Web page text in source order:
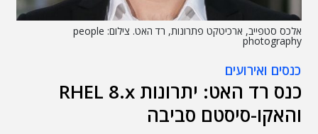
אלכס סטפייב, ארכיטקט פתרונות, רד האט. צילום: people
photography
כנסים ואירועים
כנס רד האט: יתרונות RHEL 8.x
והאקו-סיסטם סביבה